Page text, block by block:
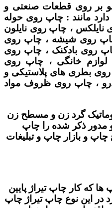
بر روی قطعات صنعتی و
دارد مانند : چاپ روی حوله
، چاپ روی نایلون
روی شیشه ، چاپ روی
روی بادکنک ، چاپ روی
خانگی ، چاپ روی
بطری های پلاستیکی و
، چاپ روی ظروف مواد
گرد زن و مسطح زن
ذکر شده را چاپ
چاپ و بازار چاپ و تبلیغات
که کار چاپ تیراژ پایین
در این نوع چاپ تیراژ چاپ